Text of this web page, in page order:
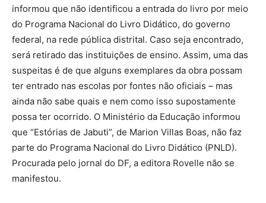
informou que não identificou a entrada do livro por meio
do Programa Nacional do Livro Didático, do governo
federal, na rede pública distrital. Caso seja encontrado,
será retirado das instituições de ensino. Assim, uma das
suspeitas é de que alguns exemplares da obra possam
ter entrado nas escolas por fontes não oficiais – mas
ainda não sabe quais e nem como isso supostamente
possa ter ocorrido. O Ministério da Educação informou
que “Estórias de Jabuti”, de Marion Villas Boas, não faz
parte do Programa Nacional do Livro Didático (PNLD).
Procurada pelo jornal do DF, a editora Rovelle não se
manifestou.